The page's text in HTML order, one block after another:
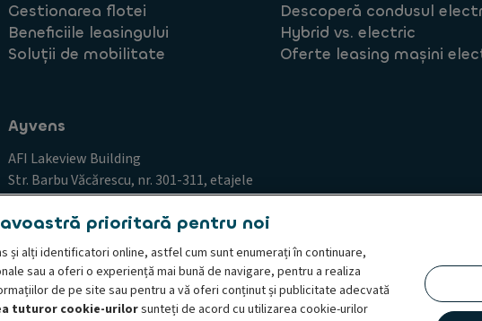
Gestionarea flotei
Beneficiile leasingului
Soluții de mobilitate
Descoperă condusul
Hybrid vs. electric
Oferte leasing mașini
Ayvens
AFI Lakeview Building
Str. Barbu Văcărescu, nr. 301-311, etajele
12 & 13
Sector 2
București, România
cookie-uri Cerere de acces din partea persoanei vizate Termeni și
prioritară pentru noi
și alți identificatori online, astfel cum sunt enumerați în continuare,
sau a oferi o experiență mai bună de navigare, pentru a realiza
de pe site sau pentru a vă oferi conținut și publicitate adecvată
tuturor cookie-urilorsunteți de acord cu utilizarea cookie-urilor